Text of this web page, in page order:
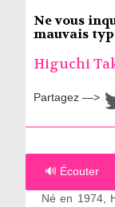
Ne vous
mauvais
Higuchi
Partagez —>
🔊 Écouter
Né en 1974,